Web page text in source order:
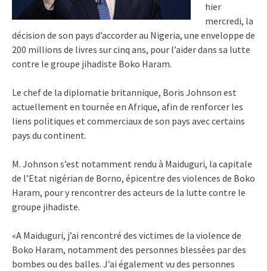
hier
mercredi, la
décision de son pays d’accorder au Nigeria, une enveloppe de
200 millions de livres sur cinq ans, pour l’aider dans sa lutte
contre le groupe jihadiste Boko Haram.
Le chef de la diplomatie britannique, Boris Johnson est
actuellement en tournée en Afrique, afin de renforcer les
liens politiques et commerciaux de son pays avec certains
pays du continent.
M. Johnson s’est notamment rendu à Maiduguri, la capitale
de l’Etat nigérian de Borno, épicentre des violences de Boko
Haram, pour y rencontrer des acteurs de la lutte contre le
groupe jihadiste.
«A Maiduguri, j’ai rencontré des victimes de la violence de
Boko Haram, notamment des personnes blessées par des
bombes ou des balles. J’ai également vu des personnes